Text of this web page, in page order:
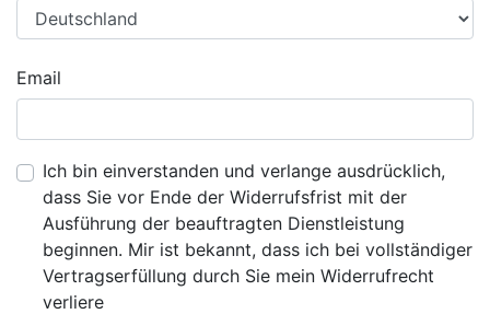
Email
Ich bin einverstanden und verlange ausdrücklich,
dass Sie vor Ende der Widerrufsfrist mit der
Ausführung der beauftragten Dienstleistung
beginnen. Mir ist bekannt, dass ich bei vollständiger
Vertragserfüllung durch Sie mein Widerrufrecht
verliere